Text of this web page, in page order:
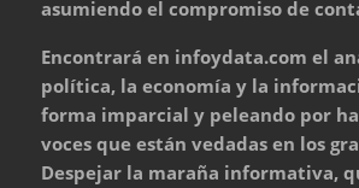
asumiendo el compromiso de
Encontrará en infoydata.com el
política, la economía y la
forma imparcial y peleando por
voces que están vedadas en los
Despejar la maraña informativa,